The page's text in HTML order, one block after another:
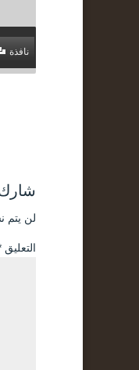
نافذة
لن يتم
التعليق